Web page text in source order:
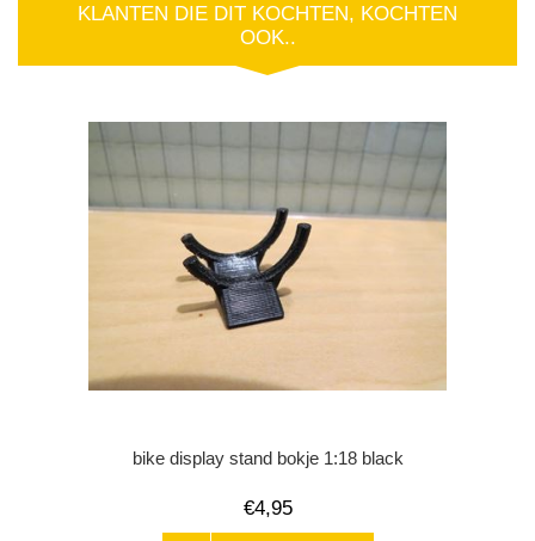
KLANTEN DIE DIT KOCHTEN, KOCHTEN
OOK..
bike display stand bokje 1:18 black
€4,95